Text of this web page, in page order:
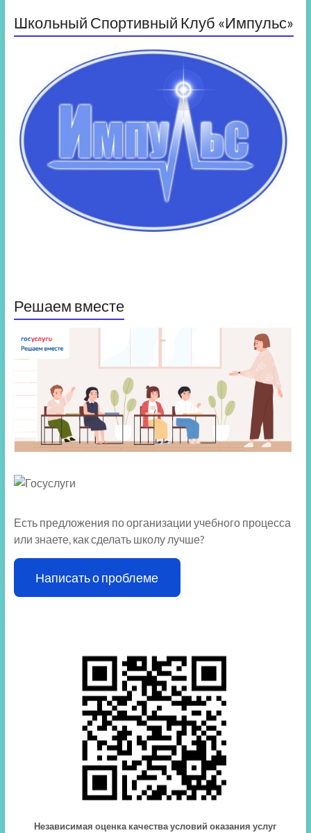
Школьный Спортивный Клуб «Импульс»
Решаем вместе
Есть предложения по организации учебного процесса
или знаете, как сделать школу лучше?
Написать о проблеме
Независимая оценка качества условий оказания услуг